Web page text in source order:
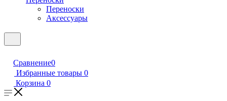
Переноски
Аксессуары
Сравнение0
Избранные товары 0
Корзина 0